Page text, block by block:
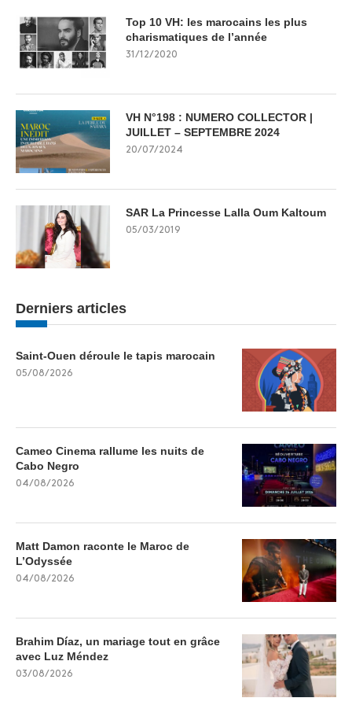
Top 10 VH: les marocains les plus
charismatiques de l’année
31/12/2020
VH N°198 : NUMERO COLLECTOR |
JUILLET – SEPTEMBRE 2024
20/07/2024
SAR La Princesse Lalla Oum Kaltoum
05/03/2019
Derniers articles
Saint-Ouen déroule le tapis marocain
05/08/2026
Cameo Cinema rallume les nuits de
Cabo Negro
04/08/2026
Matt Damon raconte le Maroc de
L’Odyssée
04/08/2026
Brahim Díaz, un mariage tout en grâce
avec Luz Méndez
03/08/2026